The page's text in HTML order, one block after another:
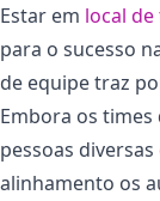
Estar em local
para o sucesso
de equipe traz
Embora os
pessoas
alinhamento os